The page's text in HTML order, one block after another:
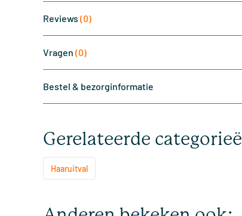
Reviews (0)
Vragen (0)
Bestel & bezorginformatie
Gerelateerde
Haaruitval